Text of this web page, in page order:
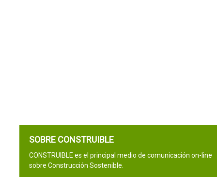
SOBRE CONSTRUIBLE
CONSTRUIBLE es el principal medio de comunicación on-line
sobre Construcción Sostenible.